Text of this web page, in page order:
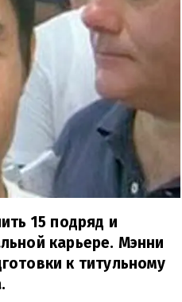
15 подряд и
карьере. Мэнни
к титульному